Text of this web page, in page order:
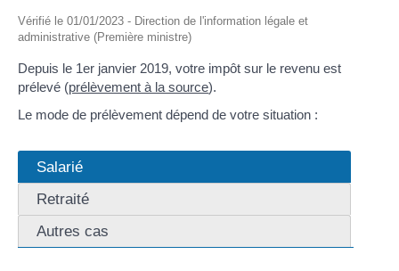
Vérifié le 01/01/2023 - Direction de l'information légale et
administrative (Première ministre)
Depuis le 1er janvier 2019, votre impôt sur le revenu est
prélevé (prélèvement à la source).
Le mode de prélèvement dépend de votre situation :
Salarié
Retraité
Autres cas